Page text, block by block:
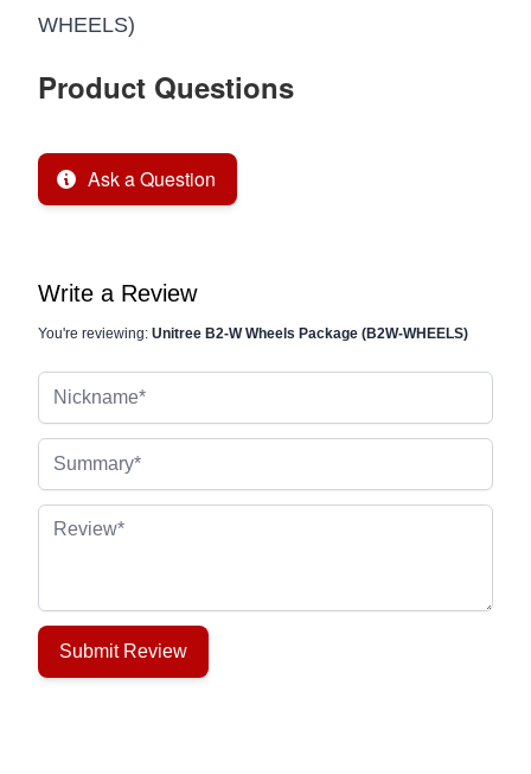
WHEELS)
Product Questions
Ask a Question
Write a Review
You're reviewing: Unitree B2-W Wheels Package (B2W-WHEELS)
Review
Submit Review